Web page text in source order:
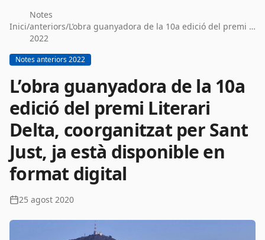
Inici/
Notes
anteriors
2022
/ L’obra guanyadora de la 10a edició del premi Literari Delta, coorganitzat per Sant Just, ja està disponible en format digital
Notes anteriors 2022
L’obra guanyadora de la 10a
edició del premi Literari
Delta, coorganitzat per Sant
Just, ja està disponible en
format digital
25 agost 2020